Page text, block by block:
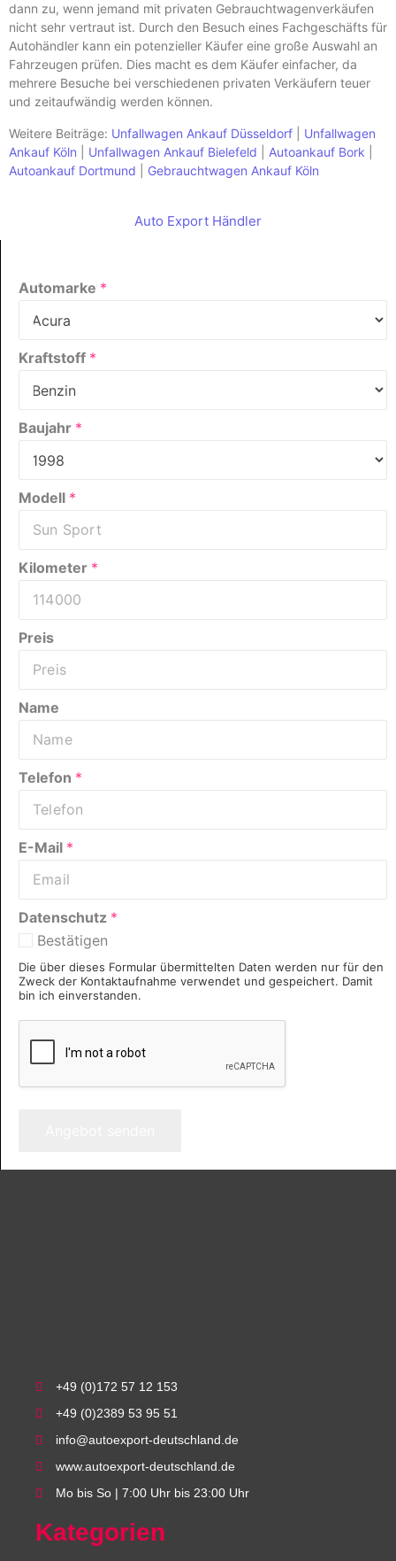
dann zu, wenn jemand mit privaten Gebrauchtwagenverkäufen
nicht sehr vertraut ist. Durch den Besuch eines Fachgeschäfts für
Autohändler kann ein potenzieller Käufer eine große Auswahl an
Fahrzeugen prüfen. Dies macht es dem Käufer einfacher, da
mehrere Besuche bei verschiedenen privaten Verkäufern teuer
und zeitaufwändig werden können.
Weitere Beiträge: Unfallwagen Ankauf Düsseldorf
Unfallwagen
Ankauf Köln
Unfallwagen Ankauf Bielefeld Autoankauf Bork
Autoankauf Dortmund
Gebrauchtwagen Ankauf Köln
Auto Export Händler
Automarke *
Kraftstoff *
Baujahr *
Modell *
Kilometer *
Preis
Name
Telefon *
E-Mail *
Datenschutz *
Bestätigen
Die über dieses Formular übermittelten Daten werden nur für den
Zweck der Kontaktaufnahme verwendet und gespeichert. Damit
bin ich einverstanden.
+49 (0)172 57 12 153
+49 (0)2389 53 95 51
info@autoexport-deutschland.de
www.autoexport-deutschland.de
Mo bis So | 7:00 Uhr bis 23:00 Uhr
Kategorien